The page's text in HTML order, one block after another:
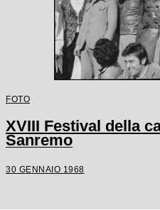
FOTO
XVIII Festival della
Sanremo
30 GENNAIO 1968